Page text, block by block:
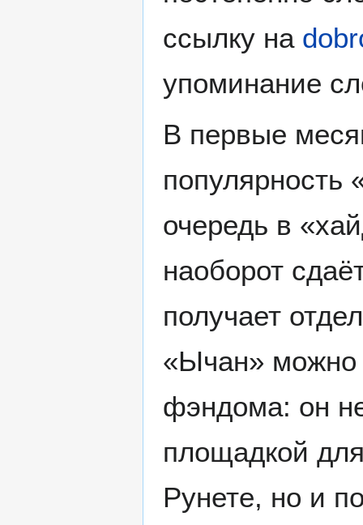
ссылку на
упоминание
В первые
популярность
очередь в
наоборот
получает
«Ычан» можно
фэндома: он
площадкой
Рунете, но и